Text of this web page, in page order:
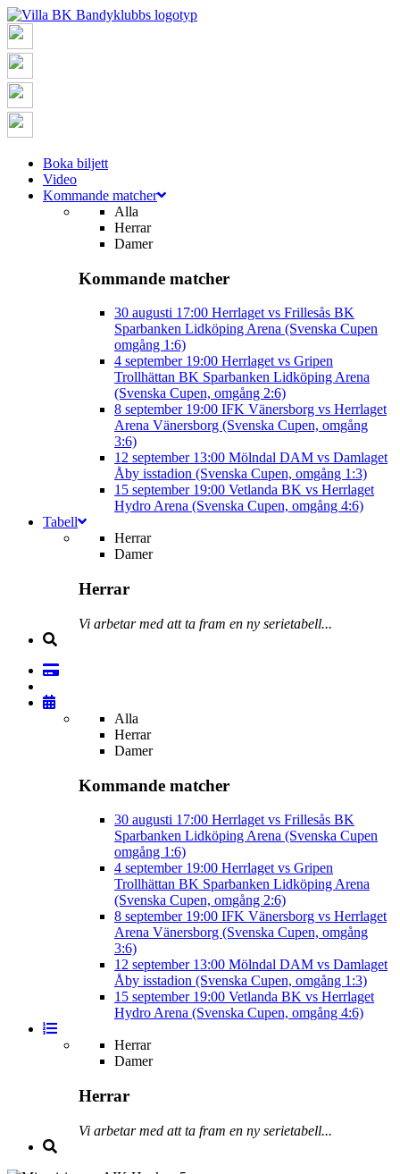
Boka biljett
Video
Kommande matcher
Alla
Herrar
Damer
Kommande matcher
30 augusti 17:00 Herrlaget vs Frillesås BK
Sparbanken Lidköping Arena (Svenska Cupen
omgång 1:6)
4 september 19:00 Herrlaget vs Gripen
Trollhättan BK Sparbanken Lidköping Arena
(Svenska Cupen, omgång 2:6)
8 september 19:00 IFK Vänersborg vs Herrlaget
Arena Vänersborg (Svenska Cupen, omgång
3:6)
12 september 13:00 Mölndal DAM vs Damlaget
Åby isstadion (Svenska Cupen, omgång 1:3)
15 september 19:00 Vetlanda BK vs Herrlaget
Hydro Arena (Svenska Cupen, omgång 4:6)
Tabell
Herrar
Damer
Herrar
Vi arbetar med att ta fram en ny serietabell...
Alla
Herrar
Damer
Kommande matcher
30 augusti 17:00 Herrlaget vs Frillesås BK
Sparbanken Lidköping Arena (Svenska Cupen
omgång 1:6)
4 september 19:00 Herrlaget vs Gripen
Trollhättan BK Sparbanken Lidköping Arena
(Svenska Cupen, omgång 2:6)
8 september 19:00 IFK Vänersborg vs Herrlaget
Arena Vänersborg (Svenska Cupen, omgång
3:6)
12 september 13:00 Mölndal DAM vs Damlaget
Åby isstadion (Svenska Cupen, omgång 1:3)
15 september 19:00 Vetlanda BK vs Herrlaget
Hydro Arena (Svenska Cupen, omgång 4:6)
Herrar
Damer
Herrar
Vi arbetar med att ta fram en ny serietabell...